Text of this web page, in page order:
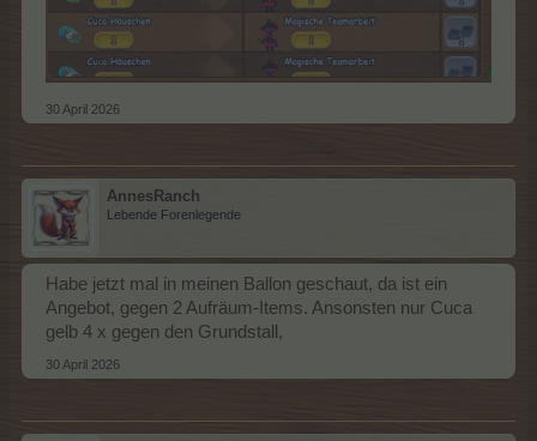
30 April 2026
AnnesRanch
Lebende Forenlegende
Habe jetzt mal in meinen Ballon geschaut, da ist ein
Angebot, gegen 2 Aufräum-Items. Ansonsten nur Cuca
gelb 4 x gegen den Grundstall,
30 April 2026